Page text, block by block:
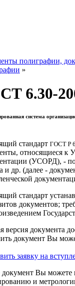
полиграфии,
»
6.30-
система
стандарт ГОСТ Р
относящиеся к
(УСОРД), -
и др. (далее -
стандарт
документов;
версия документа
документ Вы
заявку на
Вы можете
и